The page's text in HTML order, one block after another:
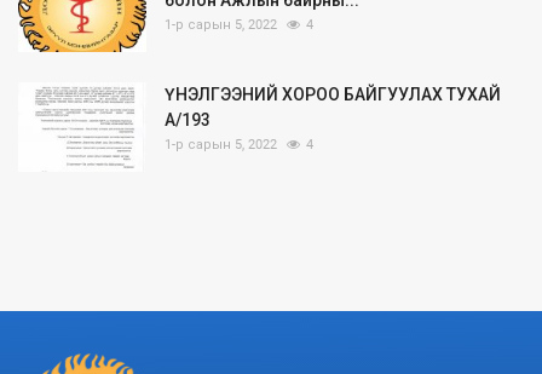
1-р сарын 5, 2022 4
ҮНЭЛГЭЭНИЙ ХОРОО БАЙГУУЛАХ ТУХАЙ
А/193
1-р сарын 5, 2022 4